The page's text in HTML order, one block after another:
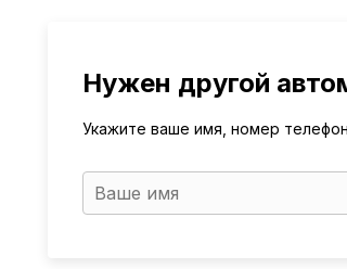
Нужен другой
Укажите ваше имя, номер